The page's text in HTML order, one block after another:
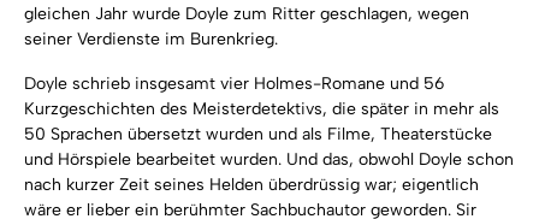
gleichen Jahr wurde Doyle zum Ritter geschlagen, wegen
seiner Verdienste im Burenkrieg.
Doyle schrieb insgesamt vier Holmes-Romane und 56
Kurzgeschichten des Meisterdetektivs, die später in mehr als
50 Sprachen übersetzt wurden und als Filme, Theaterstücke
und Hörspiele bearbeitet wurden. Und das, obwohl Doyle schon
nach kurzer Zeit seines Helden überdrüssig war; eigentlich
wäre er lieber ein berühmter Sachbuchautor geworden. Sir